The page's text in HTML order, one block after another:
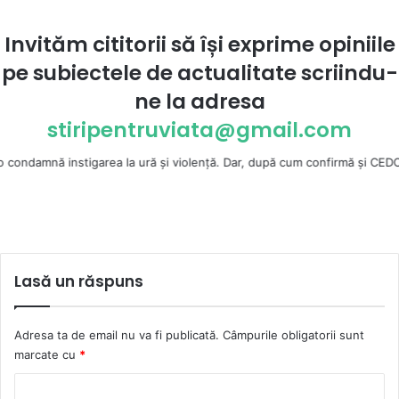
Invităm cititorii să își exprime opiniile
pe subiectele de actualitate scriindu-
ne la adresa
stiripentruviata@gmail.com
instigarea la ură şi violenţă. Dar, după cum confirmă şi CEDO în
Lasă un răspuns
Adresa ta de email nu va fi publicată. Câmpurile obligatorii sunt
marcate cu *